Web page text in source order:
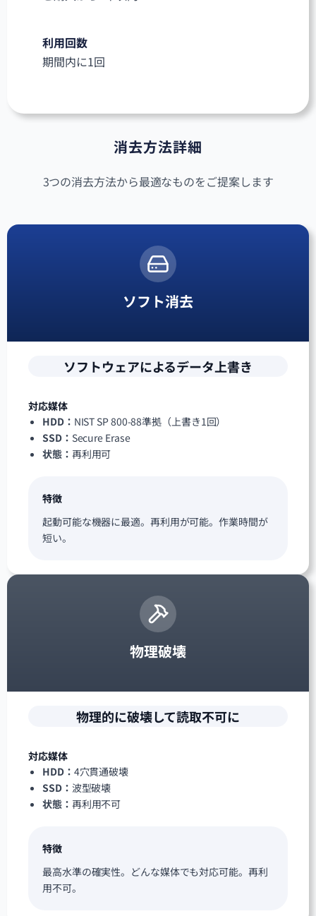
利用回数
期間内に1回
消去方法詳細
3つの消去方法から最適なものをご提案します
ソフト消去
ソフトウェアによるデータ上書き
対応媒体
HDD： NIST SP 800-88準拠（上書き1回）
SSD： Secure Erase
状態： 再利用可
特徴
起動可能な機器に最適。再利用が可能。作業時間が
短い。
物理破壊
物理的に破壊して読取不可に
対応媒体
HDD： 4穴貫通破壊
SSD： 波型破壊
状態： 再利用不可
特徴
最高水準の確実性。どんな媒体でも対応可能。再利
用不可。